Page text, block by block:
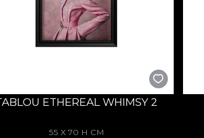
și originalitate.
și libertatea de a fi diferit. Descoperă colecția
ETHEREAL WHIMSY 2
55 X 70 H CM